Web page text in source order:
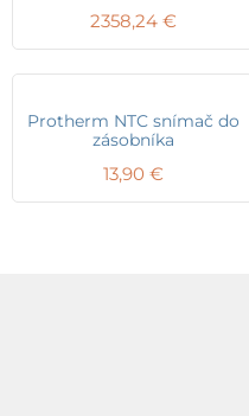
2358,24 €
Protherm NTC snímač do
zásobníka
13,90 €